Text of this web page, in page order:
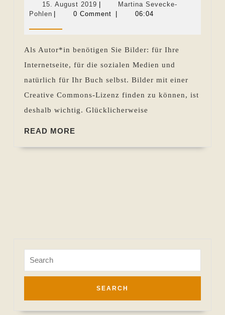
15. August 2019 15.
August
Martina Sevecke-
Pohlen Martina0 Comment 06:04
Als Autor*in benötigen Sie Bilder: für Ihre
Internetseite, für die sozialen Medien und
natürlich für Ihr Buch selbst. Bilder mit einer
Creative Commons-Lizenz finden zu können, ist
deshalb wichtig. Glücklicherweise
READ MORE
for: